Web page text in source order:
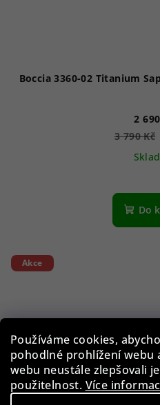
Používáme cookies,
pohodlné prohlížení webu
webu neustále zlepšovali
použitelnost. Více
Boccia 3360-02 Titanium
2
3 790 Kč
Do
Akce